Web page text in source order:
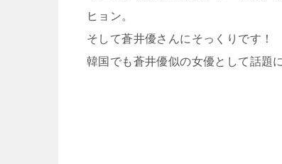
ヒョン。
そして蒼井優さんにそっくりです！
韓国でも蒼井優似の女優として話題